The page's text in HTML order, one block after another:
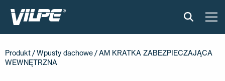
Produkt /Wpusty dachowe / AM KRATKA ZABEZPIECZAJĄCA
WEWNĘTRZNA